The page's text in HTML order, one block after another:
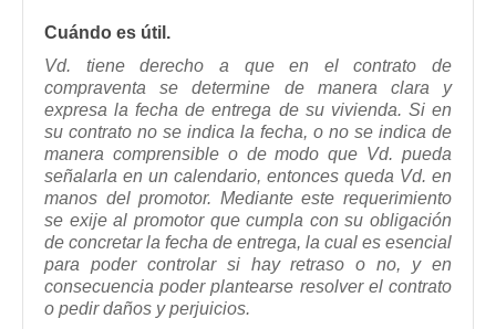
Cuándo es útil.
Vd. tiene derecho a que en el contrato de
compraventa se determine de manera clara y
expresa la fecha de entrega de su vivienda. Si en
su contrato no se indica la fecha, o no se indica de
manera comprensible o de modo que Vd. pueda
señalarla en un calendario, entonces queda Vd. en
manos del promotor. Mediante este requerimiento
se exije al promotor que cumpla con su obligación
de concretar la fecha de entrega, la cual es esencial
para poder controlar si hay retraso o no, y en
consecuencia poder plantearse resolver el contrato
o pedir daños y perjuicios.